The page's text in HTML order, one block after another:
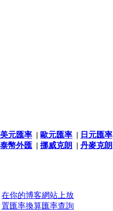
美元匯率 | 歐元匯率 | 日元匯率
泰幣外匯 | 挪威克朗 | 丹麥克朗
在你的博客網站上放
置匯率換算匯率查詢